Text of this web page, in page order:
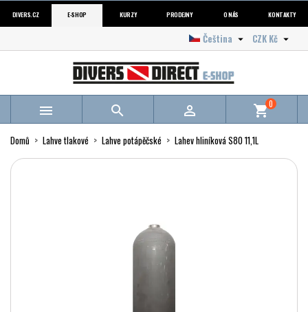
DIVERS.CZ E-SHOP KURZY PRODEJNY O NÁS KONTAKTY
CZK Kč 
Čeština 
   shopping_cart0
Domů Lahve tlakové Lahve potápěčské Lahev hliníková S80 11,1L